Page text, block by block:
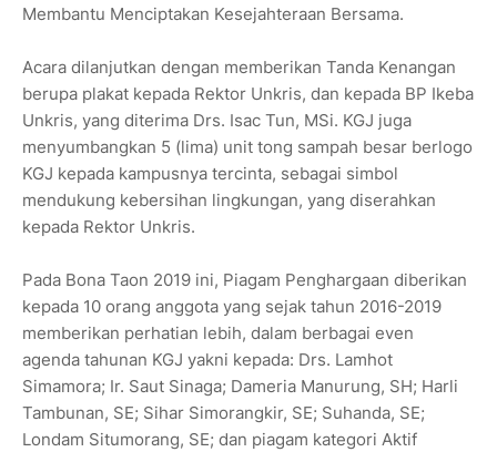
Membantu Menciptakan Kesejahteraan Bersama.
Acara dilanjutkan dengan memberikan Tanda Kenangan
berupa plakat kepada Rektor Unkris, dan kepada BP Ikeba
Unkris, yang diterima Drs. Isac Tun, MSi. KGJ juga
menyumbangkan 5 (lima) unit tong sampah besar berlogo
KGJ kepada kampusnya tercinta, sebagai simbol
mendukung kebersihan lingkungan, yang diserahkan
kepada Rektor Unkris.
Pada Bona Taon 2019 ini, Piagam Penghargaan diberikan
kepada 10 orang anggota yang sejak tahun 2016-2019
memberikan perhatian lebih, dalam berbagai even
agenda tahunan KGJ yakni kepada: Drs. Lamhot
Simamora; Ir. Saut Sinaga; Dameria Manurung, SH; Harli
Tambunan, SE; Sihar Simorangkir, SE; Suhanda, SE;
Londam Situmorang, SE; dan piagam kategori Aktif